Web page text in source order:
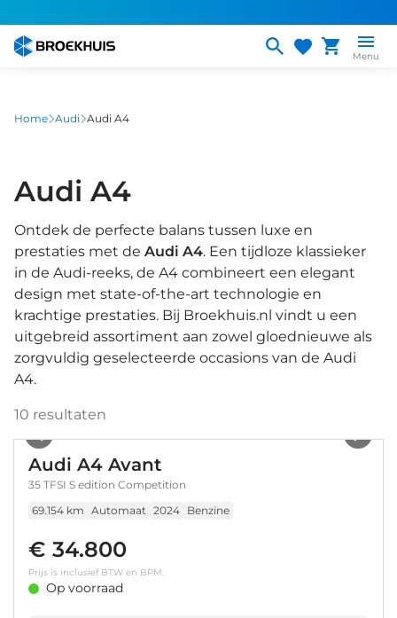
naar
gaan
Menu
Home Audi Audi A4
Audi A4
Ontdek de perfecte balans tussen luxe en
prestaties met de Audi A4. Een tijdloze klassieker
in de Audi-reeks, de A4 combineert een elegant
design met state-of-the-art technologie en
krachtige prestaties. Bij Broekhuis.nl vindt u een
uitgebreid assortiment aan zowel gloednieuwe als
zorgvuldig geselecteerde occasions van de Audi
A4.
10 resultaten
Audi A4 Avant
35 TFSI S edition Competition
69.154 km Automaat 2024 Benzine
€ 34.800
Prijs is inclusief BTW en BPM.
Op voorraad